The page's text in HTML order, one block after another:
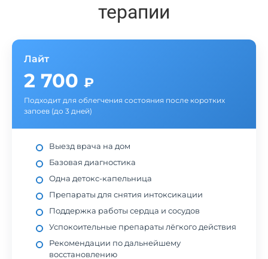
терапии
Лайт
2 700 ₽
Подходит для облегчения состояния после коротких
запоев (до 3 дней)
Выезд врача на дом
Базовая диагностика
Одна детокс-капельница
Препараты для снятия интоксикации
Поддержка работы сердца и сосудов
Успокоительные препараты лёгкого действия
Рекомендации по дальнейшему
восстановлению